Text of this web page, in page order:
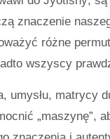
znaczenie
różne
wszyscy
umysłu, matrycy
„maszynę”,